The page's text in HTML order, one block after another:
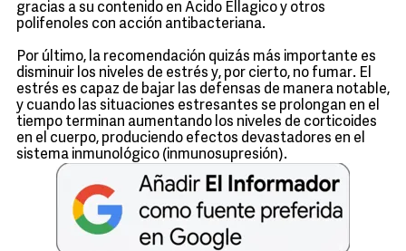
gracias a su contenido en Acido Ellagico y otros
polifenoles con acción antibacteriana.
Por último, la recomendación quizás más importante es
disminuir los niveles de estrés y, por cierto, no fumar. El
estrés es capaz de bajar las defensas de manera notable,
y cuando las situaciones estresantes se prolongan en el
tiempo terminan aumentando los niveles de corticoides
en el cuerpo, produciendo efectos devastadores en el
sistema inmunológico (inmunosupresión).